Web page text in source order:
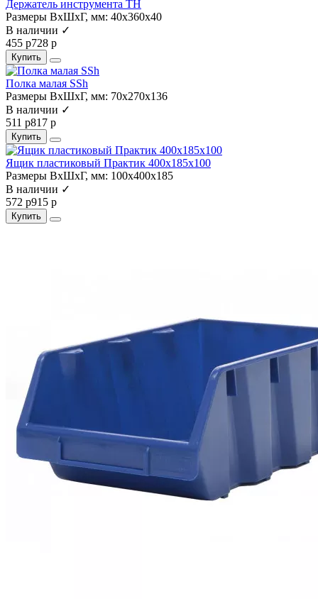
Держатель инструмента TH
Размеры ВхШхГ, мм: 40x360x40
В наличии ✓
455 р728 р
Купить
Полка малая SSh
Размеры ВхШхГ, мм: 70x270x136
В наличии ✓
511 р817 р
Купить
Ящик пластиковый Практик 400x185x100
Размеры ВхШхГ, мм: 100x400x185
В наличии ✓
572 р915 р
Купить